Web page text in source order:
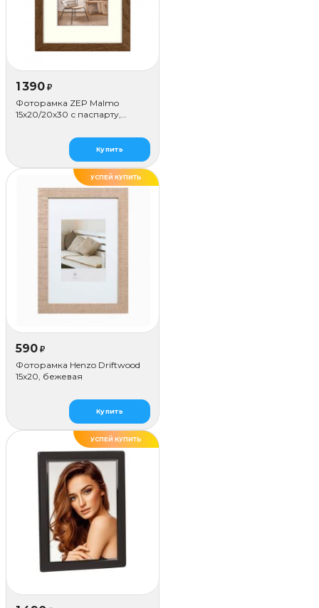
1 390 ₽
Фоторамка ZEP Malmo
15х20/20х30 с паспарту,
Купить
УСПЕЙ КУПИТЬ
590 ₽
Фоторамка Henzo Driftwood
15x20, бежевая
Купить
ХИТ
УСПЕЙ КУПИТЬ